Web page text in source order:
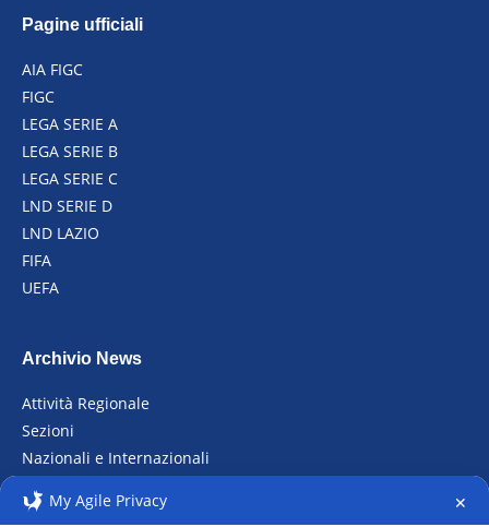
Pagine ufficiali
AIA FIGC
FIGC
LEGA SERIE A
LEGA SERIE B
LEGA SERIE C
LND SERIE D
LND LAZIO
FIFA
UEFA
Archivio News
Attività Regionale
Sezioni
Nazionali e Internazionali
Raduni
Archivio fotografico
My Agile Privacy ✕